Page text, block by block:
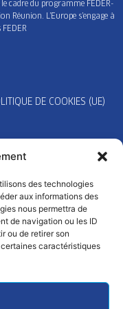
des technologies
aux informations des
nous permettra de
de navigation ou les ID
ou de retirer son
caractéristiques
cadre du programme FEDER-
Réunion. L’Europe s’engage à
DE COOKIES (UE)